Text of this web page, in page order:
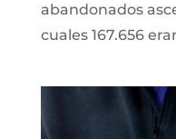
abandonados
cuales 167.656